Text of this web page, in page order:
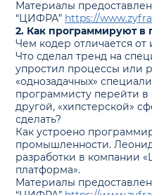
Материалы
“ЦИФРА” https://
2. Как программируют
Чем кодер отличается
Что сделал тренд на
упростил процессы или
«однозадачных»
программисту перейти
другой, «хипстерской»
сделать?
Как устроено
промышленности.
разработки в компании
платформа».
Материалы